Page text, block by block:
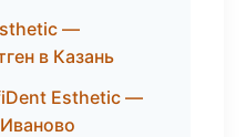
—
в Казань
Esthetic —